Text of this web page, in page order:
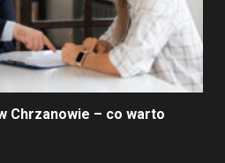
Chrzanowie – co warto